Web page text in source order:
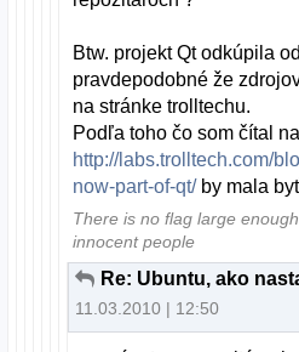
Btw. projekt Qt odkúpila
pravdepodobné že
na stránke trolltechu.
Podľa toho čo som čítal na
http://labs.trolltech.com/
now-part-of-qt/by mala
There is no flag large
innocent people
11.03.2010 | 12:50